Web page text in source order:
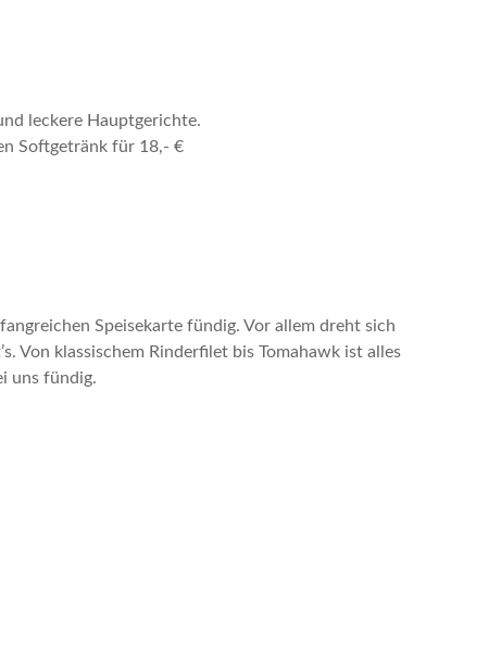
leckere Hauptgerichte.
Softgetränk für 18,- €
Speisekarte fündig. Vor allem dreht sich
Von klassischem Rinderfilet bis Tomahawk ist alles
uns fündig.